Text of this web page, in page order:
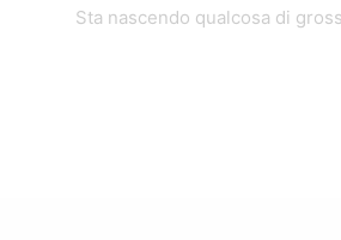
Sta nascendo qualcosa di